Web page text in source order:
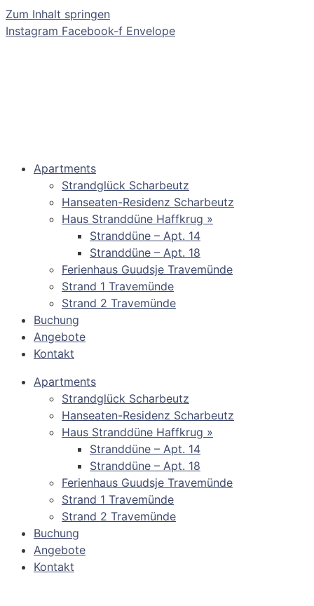
Zum Inhalt springen
Instagram Facebook-f Envelope
Apartments
Strandglück Scharbeutz
Hanseaten-Residenz Scharbeutz
Haus Stranddüne Haffkrug »
Stranddüne – Apt. 14
Stranddüne – Apt. 18
Ferienhaus Guudsje Travemünde
Strand 1 Travemünde
Strand 2 Travemünde
Buchung
Angebote
Kontakt
Apartments
Strandglück Scharbeutz
Hanseaten-Residenz Scharbeutz
Haus Stranddüne Haffkrug »
Stranddüne – Apt. 14
Stranddüne – Apt. 18
Ferienhaus Guudsje Travemünde
Strand 1 Travemünde
Strand 2 Travemünde
Buchung
Angebote
Kontakt